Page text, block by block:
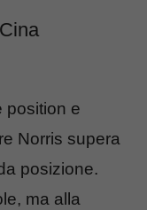
position e
Norris supera
posizione.
ma alla